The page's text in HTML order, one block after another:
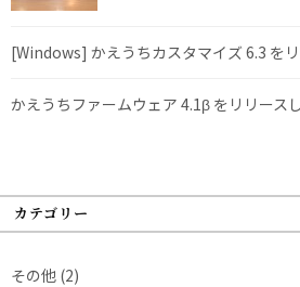
[Windows] かえうちカスタマイズ 6.3 を
かえうちファームウェア 4.1β をリリース
カテゴリー
その他 (2)